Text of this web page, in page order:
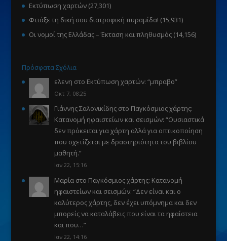
Εκτύπωση χαρτών (27,301)
Φτιάξε τη δική σου διατροφική πυραμίδα! (15,931)
Οι νομοί της Ελλάδας – Έκταση και πληθυσμός (14,156)
Πρόσφατα Σχόλια
ελενη στο Εκτύπωση χαρτών: “μπραβο”
Οκτ 7, 08:25
Γιάννης Σαλονικίδηςστο Παγκόσμιος χάρτης:
Κατανομή ηφαιστείων και σεισμών: “Ουσιαστικά
δεν πρόκειται για χάρτη αλλά για οπτικοποίηση
που σχετίζεται με δραστηριότητα του βιβλίου
μαθητή.”
Ιαν 22, 15:16
Μαρίαστο Παγκόσμιος χάρτης: Κατανομή
ηφαιστείων και σεισμών: “Δεν είναι και ο
καλύτερος χάρτης, δεν έχει υπόμνημα και δεν
μπορείς να καταλάβεις που είναι τα ηφαίστεια
και που…”
Ιαν 22, 14:16